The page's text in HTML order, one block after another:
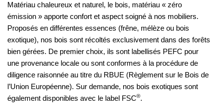
Matériau chaleureux et naturel, le bois, matériau « zéro
émission » apporte confort et aspect soigné à nos mobiliers.
Proposés en différentes essences (frêne, mélèze ou bois
exotique), nos bois sont récoltés exclusivement dans des forêts
bien gérées. De premier choix, ils sont labellisés PEFC pour
une provenance locale ou sont conformes à la procédure de
diligence raisonnée au titre du RBUE (Règlement sur le Bois de
l’Union Européenne). Sur demande, nos bois exotiques sont
également disponibles avec le label FSC®.